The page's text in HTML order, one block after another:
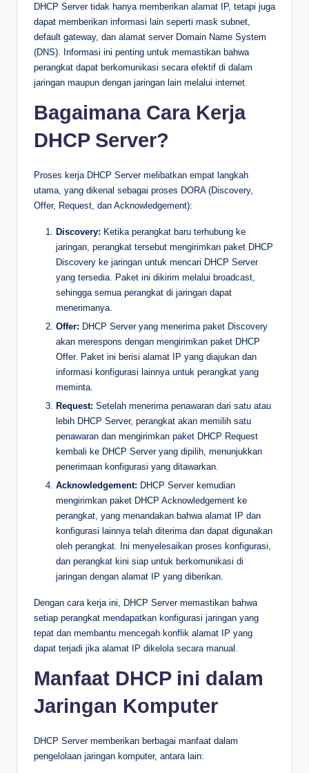
DHCP Server tidak hanya memberikan alamat IP, tetapi juga
dapat memberikan informasi lain seperti mask subnet,
default gateway, dan alamat server Domain Name System
(DNS). Informasi ini penting untuk memastikan bahwa
perangkat dapat berkomunikasi secara efektif di dalam
jaringan maupun dengan jaringan lain melalui internet.
Bagaimana Cara Kerja
DHCP Server?
Proses kerja DHCP Server melibatkan empat langkah
utama, yang dikenal sebagai proses DORA (Discovery,
Offer, Request, dan Acknowledgement):
Discovery: Ketika perangkat baru terhubung ke
jaringan, perangkat tersebut mengirimkan paket DHCP
Discovery ke jaringan untuk mencari DHCP Server
yang tersedia. Paket ini dikirim melalui broadcast,
sehingga semua perangkat di jaringan dapat
menerimanya.
Offer: DHCP Server yang menerima paket Discovery
akan merespons dengan mengirimkan paket DHCP
Offer. Paket ini berisi alamat IP yang diajukan dan
informasi konfigurasi lainnya untuk perangkat yang
meminta.
Request: Setelah menerima penawaran dari satu atau
lebih DHCP Server, perangkat akan memilih satu
penawaran dan mengirimkan paket DHCP Request
kembali ke DHCP Server yang dipilih, menunjukkan
penerimaan konfigurasi yang ditawarkan.
Acknowledgement: DHCP Server kemudian
mengirimkan paket DHCP Acknowledgement ke
perangkat, yang menandakan bahwa alamat IP dan
konfigurasi lainnya telah diterima dan dapat digunakan
oleh perangkat. Ini menyelesaikan proses konfigurasi,
dan perangkat kini siap untuk berkomunikasi di
jaringan dengan alamat IP yang diberikan.
Dengan cara kerja ini, DHCP Server memastikan bahwa
setiap perangkat mendapatkan konfigurasi jaringan yang
tepat dan membantu mencegah konflik alamat IP yang
dapat terjadi jika alamat IP dikelola secara manual.
Manfaat DHCP ini dalam
Jaringan Komputer
DHCP Server memberikan berbagai manfaat dalam
pengelolaan jaringan komputer, antara lain: